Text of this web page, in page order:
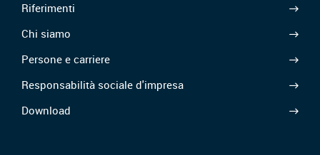
Riferimenti
Chi siamo
Persone e carriere
Responsabilità sociale d'impresa
Download